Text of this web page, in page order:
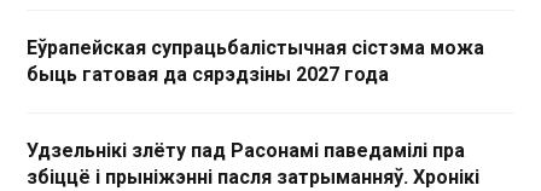
Еўрапейская супрацьбалістычная сістэма можа
быць гатовая да сярэдзіны 2027 года
Удзельнікі злёту пад Расонамі паведамілі пра
збіццё і прыніжэнні пасля затрыманняў. Хронікі